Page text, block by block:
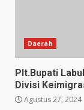
Daerah
Plt.Bupati
Divisi
Agustus 27, 2024